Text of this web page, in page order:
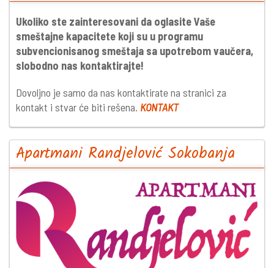
Ukoliko ste zainteresovani da oglasite Vaše
smeštajne kapacitete koji su u programu
subvencionisanog smeštaja sa upotrebom vaučera,
slobodno nas kontaktirajte!
Dovoljno je samo da nas kontaktirate na stranici za
kontakt i stvar će biti rešena. KONTAKT
Apartmani Randjelović Sokobanja